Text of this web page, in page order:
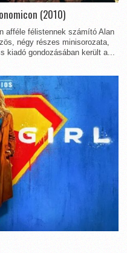
(2010)
afféle félistennek számító Alan
négy részes minisorozata,
kiadó gondozásában került a...